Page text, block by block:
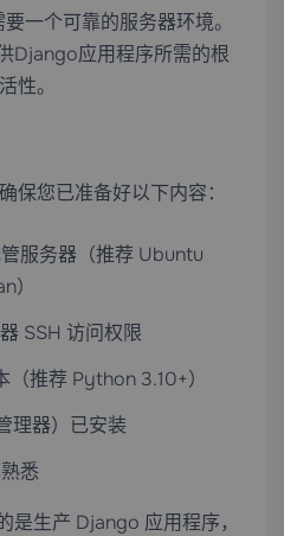
一个可靠的服务器环境。
Django应用程序所需的根
性。
保您已准备好以下内容：
服务器（推荐 Ubuntu
SSH 访问权限
推荐 Python 3.10+）
理器）已安装
悉
是生产 Django 应用程序，